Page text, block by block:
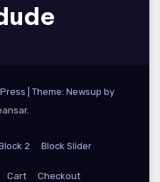
Theme: Newsup by
.
2 Block Slider
Cart Checkout